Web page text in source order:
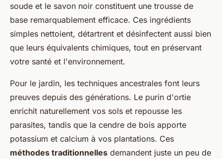
soude et le savon noir constituent une trousse de
base remarquablement efficace. Ces ingrédients
simples nettoient, détartrent et désinfectent aussi bien
que leurs équivalents chimiques, tout en préservant
votre santé et l'environnement.
Pour le jardin, les techniques ancestrales font leurs
preuves depuis des générations. Le purin d'ortie
enrichit naturellement vos sols et repousse les
parasites, tandis que la cendre de bois apporte
potassium et calcium à vos plantations. Ces
méthodes traditionnelles demandent juste un peu de